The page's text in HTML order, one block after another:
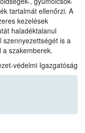
tartalmát ellenőrzi. A
kezelések
haladéktalanul
szennyezettségét is a
szakemberek.
védelmi Igazgatóság